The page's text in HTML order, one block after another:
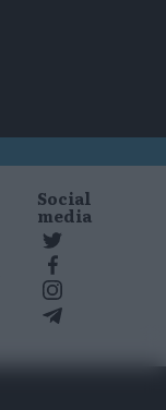
Social
media